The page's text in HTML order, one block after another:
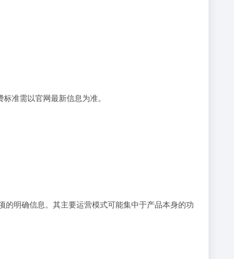
准需以官网最新信息为准。
明确信息。其主要运营模式可能集中于产品本身的功